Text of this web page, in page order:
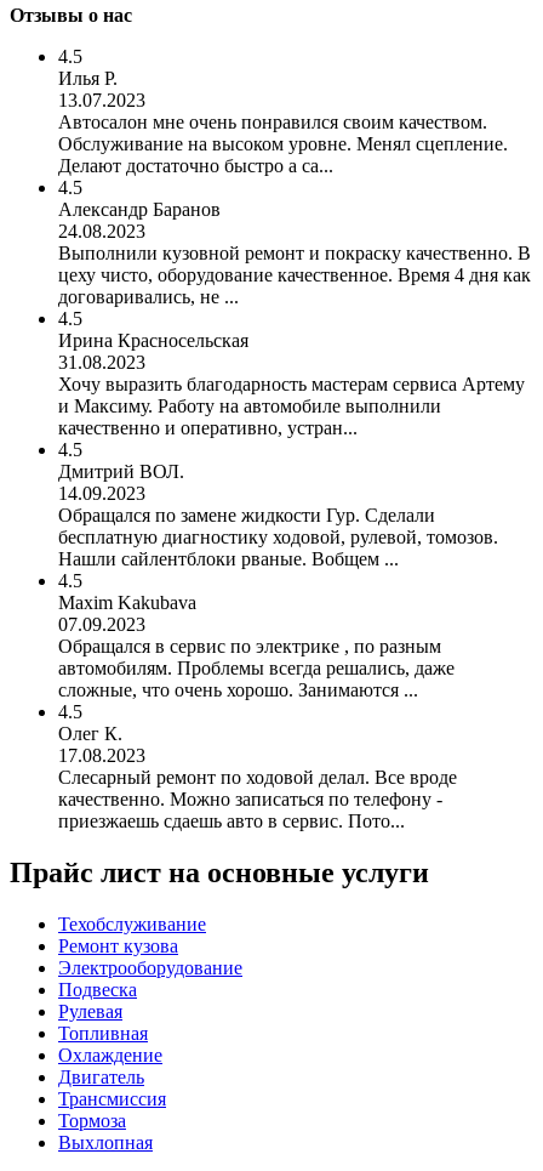
Отзывы о нас
4.5
Илья Р.
13.07.2023
Автосалон мне очень понравился своим качеством.
Обслуживание на высоком уровне. Менял сцепление.
Делают достаточно быстро а са...
4.5
Александр Баранов
24.08.2023
Выполнили кузовной ремонт и покраску качественно. В
цеху чисто, оборудование качественное. Время 4 дня как
договаривались, не ...
4.5
Ирина Красносельская
31.08.2023
Хочу выразить благодарность мастерам сервиса Артему
и Максиму. Работу на автомобиле выполнили
качественно и оперативно, устран...
4.5
Дмитрий ВОЛ.
14.09.2023
Обращался по замене жидкости Гур. Сделали
бесплатную диагностику ходовой, рулевой, томозов.
Нашли сайлентблоки рваные. Вобщем ...
4.5
Maxim Kakubava
07.09.2023
Обращался в сервис по электрике , по разным
автомобилям. Проблемы всегда решались, даже
сложные, что очень хорошо. Занимаются ...
4.5
Олег К.
17.08.2023
Слесарный ремонт по ходовой делал. Все вроде
качественно. Можно записаться по телефону -
приезжаешь сдаешь авто в сервис. Пото...
Прайс лист на основные услуги
Техобслуживание
Ремонт кузова
Электрооборудование
Подвеска
Рулевая
Топливная
Охлаждение
Двигатель
Трансмиссия
Тормоза
Выхлопная